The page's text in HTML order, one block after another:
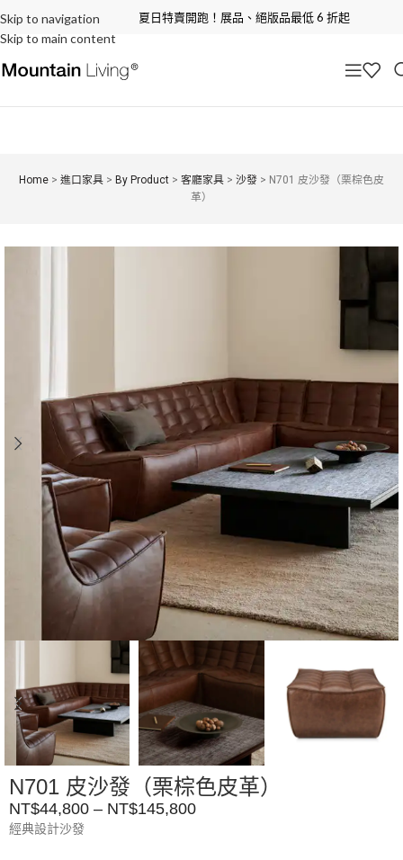
Skip to navigation
Skip to main content
夏日特賣開跑！展品、絕版品最低 6 折起
Home> 進口家具> By Product> 客廳家具> 沙發> N701 皮沙發（栗棕色皮
革）
N701 皮沙發（栗棕色皮革）
NT$44,800 – NT$145,800
經典設計沙發